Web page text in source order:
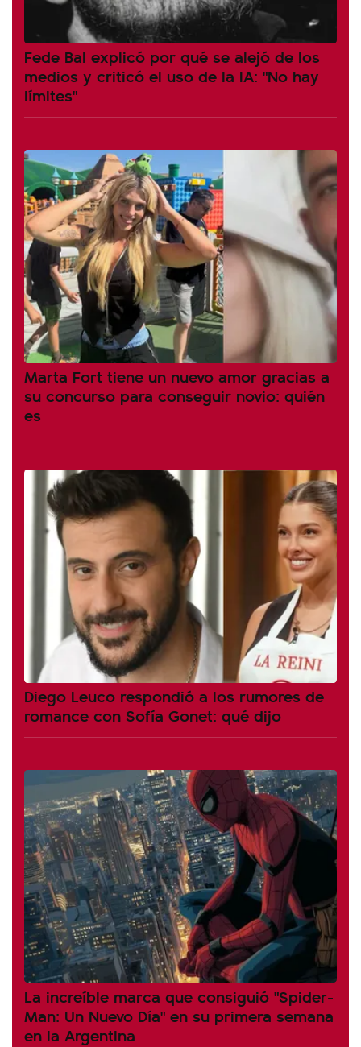
Fede Bal explicó por qué se alejó de los
medios y criticó el uso de la IA: "No hay
límites"
Marta Fort tiene un nuevo amor gracias a
su concurso para conseguir novio: quién
es
Diego Leuco respondió a los rumores de
romance con Sofía Gonet: qué dijo
La increíble marca que consiguió "Spider-
Man: Un Nuevo Día" en su primera semana
en la Argentina